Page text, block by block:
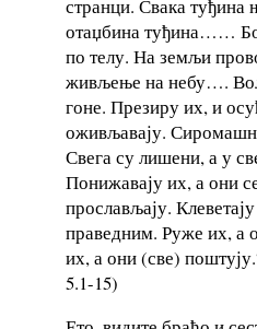
странци. Свака туђина
отаџбина туђина……
по телу. На земљи
живљење на небу….
гоне. Презиру их, и
оживљавају.
Свега су лишени, а у
Понижавају их, а они
прослављају.
праведним. Руже их, а
их, а они (све)
5.1-15)